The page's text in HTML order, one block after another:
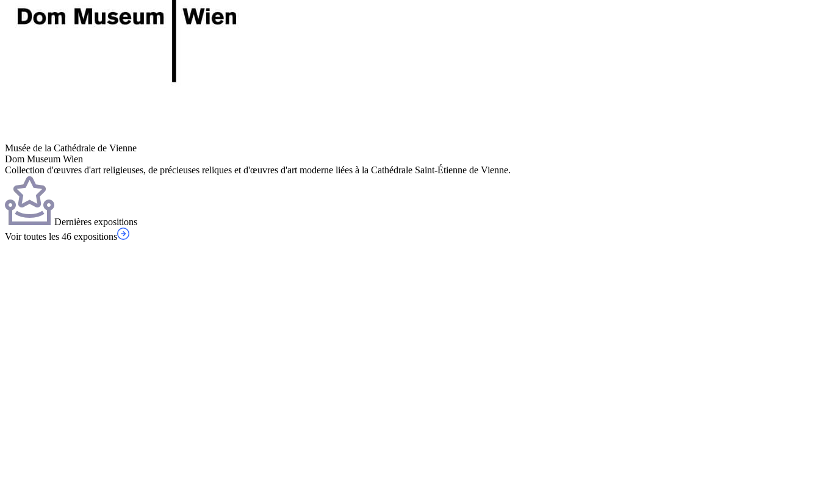
Musée de la Cathédrale de Vienne
Dom Museum Wien
Collection d'œuvres d'art religieuses, de précieuses reliques et d'œuvres d'art moderne liées à la Cathédrale Saint-Étienne de Vienne.
Dernières expositions
Voir toutes les 46 expositions